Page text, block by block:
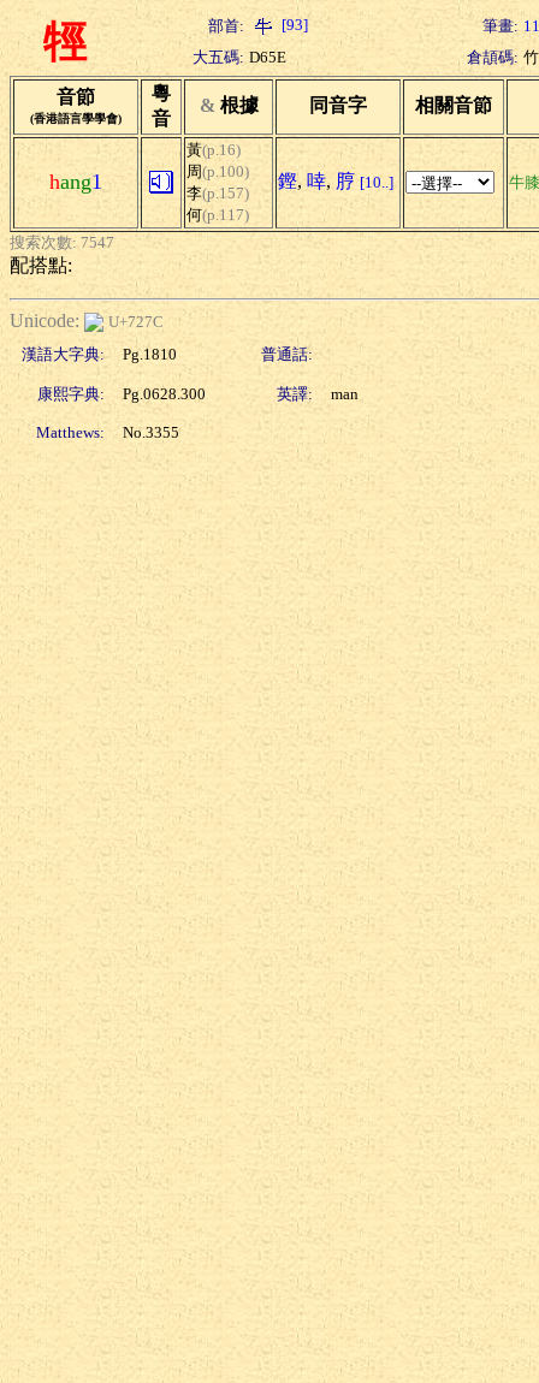
牼 部首: [93] 筆畫: 11
大五碼: D65E 倉頡碼:
音節
(香港語言學學會)
粵
音
& 根據 同音字 相關音節
hang1
黃(p.16)
周(p.100)
李(p.157)
何(p.117)
鏗, 啈, 脝 [10..] 牛
搜索次數: 7547
配搭點:
Unicode:
U+727C
漢語大字典:
Pg.1810 普通話:
康熙字典: Pg.0628.300 英譯: man
Matthews: No.3355